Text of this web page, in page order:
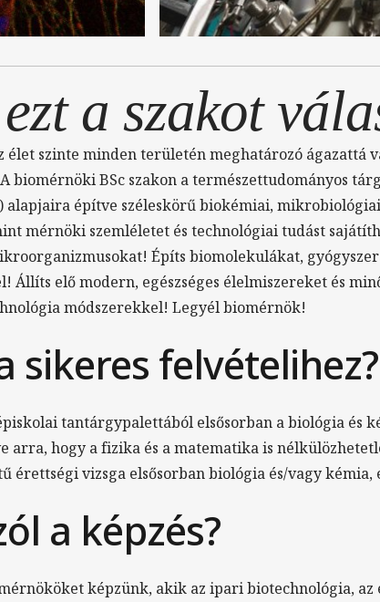
a szakot
élet szinte minden területén meghatározó ágazattá
biomérnöki BSc szakon a természettudományos
alapjaira építve széleskörű biokémiai,
mérnöki szemléletet és technológiai tudást
Építs biomolekulákat,
Állíts elő modern, egészséges élelmiszereket és
módszerekkel! Legyél biomérnök!
sikeres felvételihez?
tantárgypalettából elsősorban a biológia és
arra, hogy a fizika és a matematika is
érettségi vizsga elsősorban biológia és/vagy kémia,
a képzés?
képzünk, akik az ipari biotechnológia,